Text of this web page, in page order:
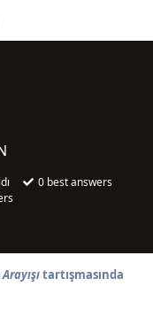
0 best answers
tartışmasında